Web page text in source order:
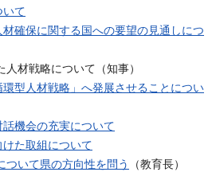
いて
確保に関する国への要望の見通しにつ
材戦略について（知事）
型人材戦略」へ発展させることについ
機会の充実について
けた取組について
ついて県の方向性を問う
（教育長）